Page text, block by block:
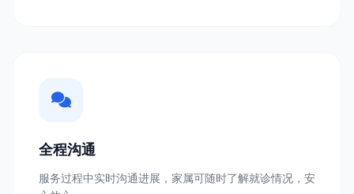
全程沟通
服务过程中实时沟通进展，家属可随时了解就诊情况，安